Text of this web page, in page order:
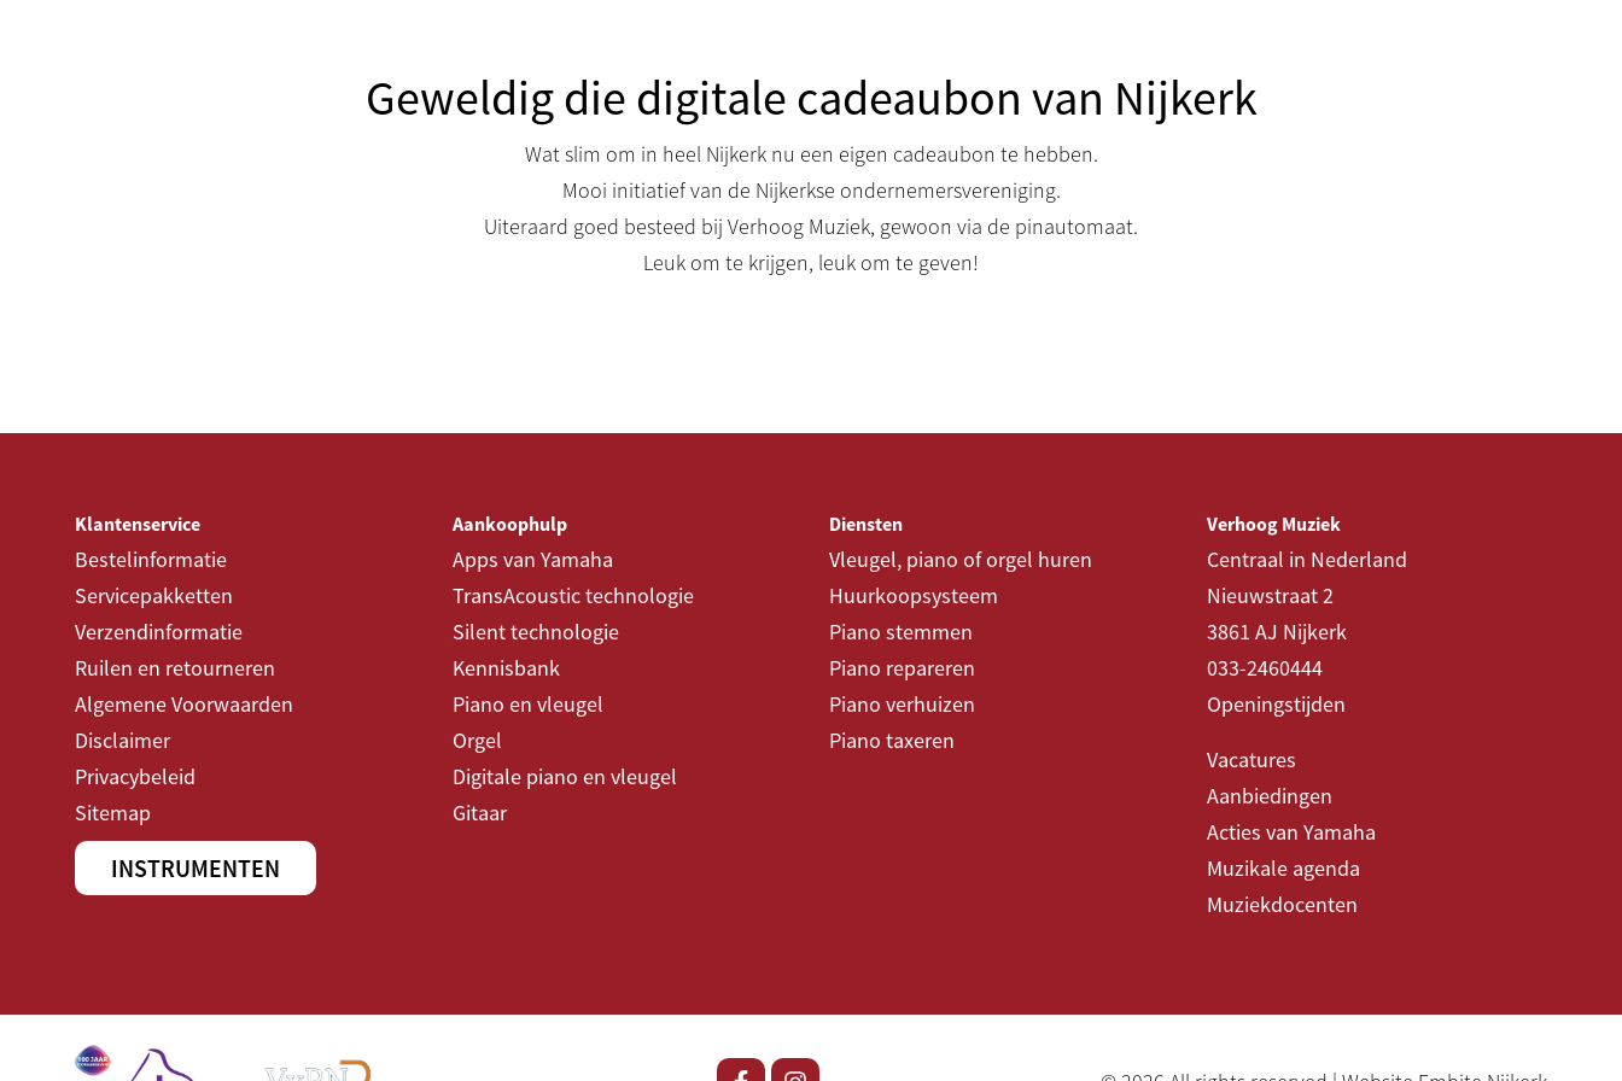
Geweldig die digitale cadeaubon van Nijkerk
Wat slim om in heel Nijkerk nu een eigen cadeaubon te hebben.
Mooi initiatief van de Nijkerkse ondernemersvereniging.
Uiteraard goed besteed bij Verhoog Muziek, gewoon via de pinautomaat.
Leuk om te krijgen, leuk om te geven!
Klantenservice
Bestelinformatie
Servicepakketten
Verzendinformatie
Ruilen en retourneren
Algemene Voorwaarden
Disclaimer
Privacybeleid
Sitemap
INSTRUMENTEN
Aankoophulp
Apps van Yamaha
TransAcoustic technologie
Silent technologie
Kennisbank
Piano en vleugel
Orgel
Digitale piano en vleugel
Gitaar
Diensten
Vleugel, piano of orgel huren
Huurkoopsysteem
Piano stemmen
Piano repareren
Piano verhuizen
Piano taxeren
Verhoog Muziek
Centraal in Nederland
Nieuwstraat 2
3861 AJ Nijkerk
033-2460444
Openingstijden
Vacatures
Aanbiedingen
Acties van Yamaha
Muzikale agenda
Muziekdocenten